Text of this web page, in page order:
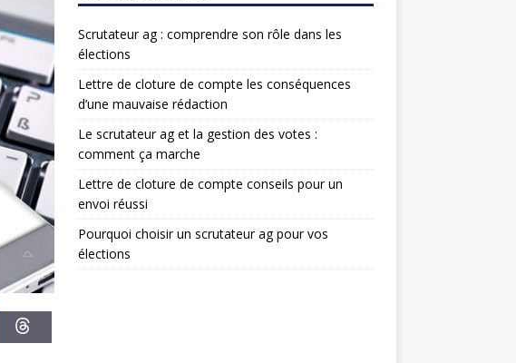
Scrutateur ag : comprendre son rôle dans les
élections
Lettre de cloture de compte les conséquences
d’une mauvaise rédaction
Le scrutateur ag et la gestion des votes :
comment ça marche
Lettre de cloture de compte conseils pour un
envoi réussi
Pourquoi choisir un scrutateur ag pour vos
élections